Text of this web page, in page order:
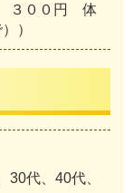
３００円 体
）
30代、40代、